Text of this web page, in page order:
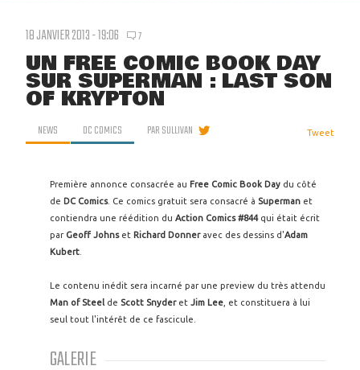
18 JANVIER 2013 - 19:06 7
UN FREE COMIC BOOK DAY
SUR SUPERMAN : LAST SON
OF KRYPTON
NEWS DC COMICS PARSULLIVAN Tweet
Première annonce consacrée au Free Comic Book Day du côté
de DC Comics. Ce comics gratuit sera consacré à Superman et
contiendra une réédition du Action Comics #844qui était écrit
par Geoff Johnset Richard Donneravec des dessins d'Adam
Kubert
Le contenu inédit sera incarné par une preview du très attendu
Man of Steel de Scott Snyderet Jim Lee , et constituera à lui
seul tout l'intérêt de ce fascicule.
GALERIE